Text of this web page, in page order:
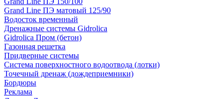
Grand Line ПЭ матовый 125/90
Водосток временный
Дренажные системы Gidrolica
Gidrolica Пром (бетон)
Газонная решетка
Придверные системы
Система поверхностного водоотвода (лотки)
Точечный дренаж (дождеприемники)
Бордюры
Рекламa